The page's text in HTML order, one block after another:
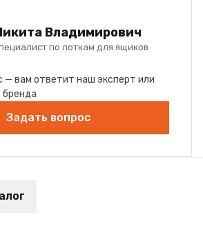
Владимирович
по лоткам для ящиков
— вам ответит наш эксперт или
бренда
Задать вопрос